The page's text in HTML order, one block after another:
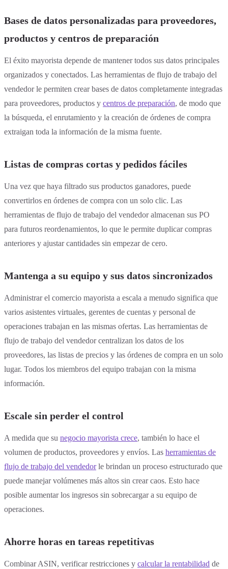
Bases de datos personalizadas para proveedores,
productos y centros de preparación
El éxito mayorista depende de mantener todos sus datos principales
organizados y conectados. Las herramientas de flujo de trabajo del
vendedor le permiten crear bases de datos completamente integradas
para proveedores, productos y centros de preparación, de modo que
la búsqueda, el enrutamiento y la creación de órdenes de compra
extraigan toda la información de la misma fuente.
Listas de compras cortas y pedidos fáciles
Una vez que haya filtrado sus productos ganadores, puede
convertirlos en órdenes de compra con un solo clic. Las
herramientas de flujo de trabajo del vendedor almacenan sus PO
para futuros reordenamientos, lo que le permite duplicar compras
anteriores y ajustar cantidades sin empezar de cero.
Mantenga a su equipo y sus datos sincronizados
Administrar el comercio mayorista a escala a menudo significa que
varios asistentes virtuales, gerentes de cuentas y personal de
operaciones trabajan en las mismas ofertas. Las herramientas de
flujo de trabajo del vendedor centralizan los datos de los
proveedores, las listas de precios y las órdenes de compra en un solo
lugar. Todos los miembros del equipo trabajan con la misma
información.
Escale sin perder el control
A medida que su negocio mayorista crece, también lo hace el
volumen de productos, proveedores y envíos. Las herramientas de
flujo de trabajo del vendedorle brindan un proceso estructurado que
puede manejar volúmenes más altos sin crear caos. Esto hace
posible aumentar los ingresos sin sobrecargar a su equipo de
operaciones.
Ahorre horas en tareas repetitivas
Combinar ASIN, verificar restricciones y calcular la rentabilidad de